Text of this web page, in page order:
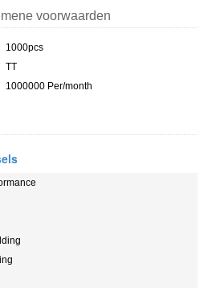
voorwaarden
1000pcs
TT
1000000 Per/month